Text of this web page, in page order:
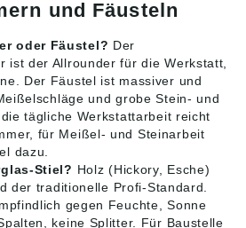
und Fäusteln
oder Fäustel? Der
ist der Allrounder für die Werkstatt,
Der Fäustel ist massiver und
und grobe Stein- und
tägliche Werkstattarbeit reicht
für Meißel- und Steinarbeit
dazu.
Stiel? Holz (Hickory, Esche)
der traditionelle Profi-Standard.
gegen Feuchte, Sonne
keine Splitter. Für Baustelle